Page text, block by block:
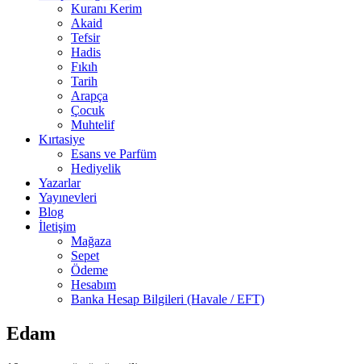
Kuranı Kerim
Akaid
Tefsir
Hadis
Fıkıh
Tarih
Arapça
Çocuk
Muhtelif
Kırtasiye
Esans ve Parfüm
Hediyelik
Yazarlar
Yayınevleri
Blog
İletişim
Mağaza
Sepet
Ödeme
Hesabım
Banka Hesap Bilgileri (Havale / EFT)
Edam